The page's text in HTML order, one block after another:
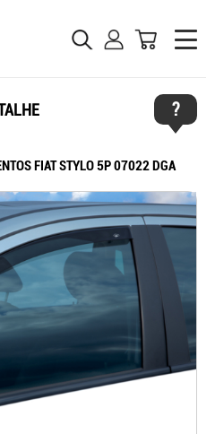
?
FIAT STYLO 5P 07022 DGA